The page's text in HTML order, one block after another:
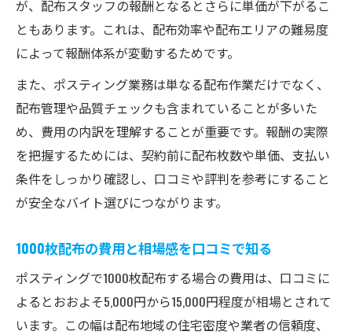
が、配布スタッフの報酬となるとさらに単価が下がるこ
ともあります。これは、配布効率や配布エリアの難易度
によって報酬体系が変動するためです。
また、ポスティング業務は単なる配布作業だけでなく、
配布管理や品質チェックも含まれていることが多いた
め、費用の内訳を理解することが重要です。報酬の実際
を把握するためには、契約前に配布枚数や単価、支払い
条件をしっかり確認し、口コミや評判を参考にすること
が安全なバイト選びにつながります。
1000枚配布の費用と相場感を口コミで知る
ポスティングで1000枚配布する場合の費用は、口コミに
よるとおおよそ5,000円から15,000円程度が相場とされて
います。この幅は配布地域の住宅密度や業者の信頼度、